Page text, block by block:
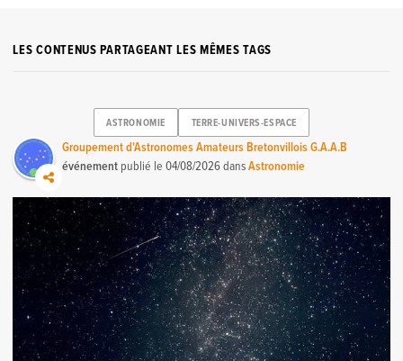
LES CONTENUS PARTAGEANT LES MÊMES TAGS
ASTRONOMIE TERRE-UNIVERS-ESPACE
Groupement d'Astronomes Amateurs Bretonvillois G.A.A.B
événement publié le04/08/2026dansAstronomie